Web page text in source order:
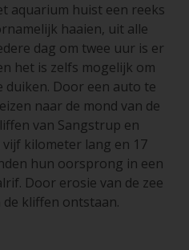
aquarium huist een reeks
haaien, uit alle
dag om twee uur is er
het is zelfs mogelijk om
duiken. Door een auto te
naar de mond van de
van Sangstrup en
kilometer lang en 17
hun oorsprong in een
Door erosie van de zee
kliffen ontstaan.